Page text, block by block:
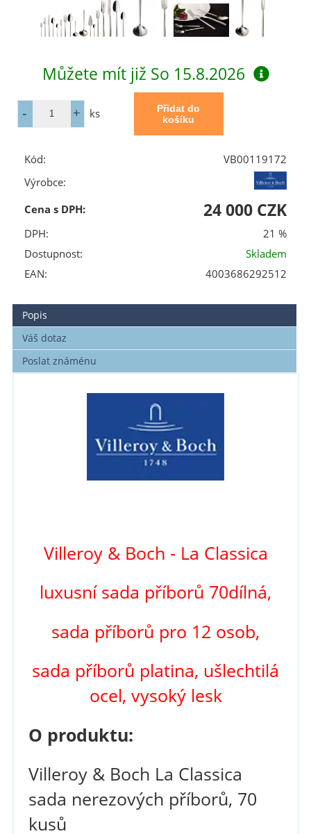
Můžete mít již So 15.8.2026
ks
Kód:
VB00119172
Výrobce:
Cena s DPH:
24 000 CZK
DPH:
21 %
Dostupnost:
Skladem
EAN:
4003686292512
Popis
Váš dotaz
Poslat známénu
Villeroy & Boch - La Classica
luxusní sada příborů 70dílná,
sada příborů pro 12 osob,
sada příborů platina, ušlechtilá
ocel, vysoký lesk
O produktu:
Villeroy & Boch La Classica
sada nerezových příborů, 70
kusů